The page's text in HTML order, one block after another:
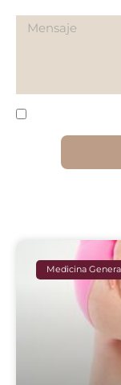
Medicina